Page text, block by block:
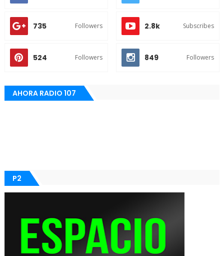
735 Followers 2.8k Subscribes
524 Followers 849 Followers
AHORA RADIO 107
P2